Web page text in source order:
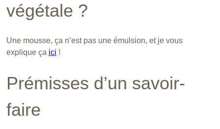
végétale ?
Une mousse, ça n’est pas une émulsion, et je vous
explique ça ici !
Prémisses d’un savoir-
faire